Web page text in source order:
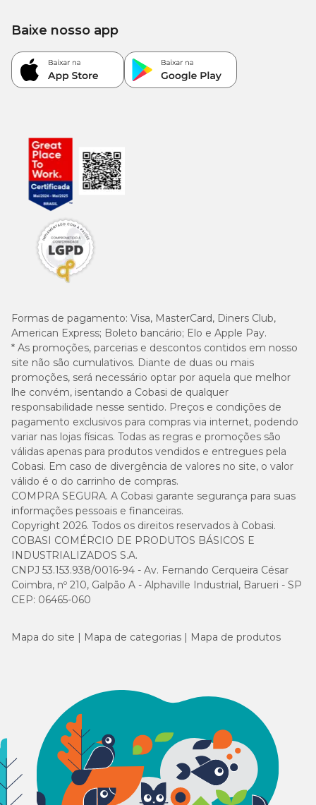
Formas de pagamento: Visa, MasterCard, Diners Club,
American Express; Boleto bancário; Elo e Apple Pay.
* As promoções, parcerias e descontos contidos em nosso
site não são cumulativos. Diante de duas ou mais
promoções, será necessário optar por aquela que melhor
lhe convém, isentando a Cobasi de qualquer
responsabilidade nesse sentido. Preços e condições de
pagamento exclusivos para compras via internet, podendo
variar nas lojas físicas. Todas as regras e promoções são
válidas apenas para produtos vendidos e entregues pela
Cobasi. Em caso de divergência de valores no site, o valor
válido é o do carrinho de compras.
COMPRA SEGURA. A Cobasi garante segurança para suas
informações pessoais e financeiras.
Copyright 2026. Todos os direitos reservados à Cobasi.
COBASI COMÉRCIO DE PRODUTOS BÁSICOS E
INDUSTRIALIZADOS S.A.
CNPJ 53.153.938/0016-94 - Av. Fernando Cerqueira César
Coimbra, nº 210, Galpão A - Alphaville Industrial, Barueri - SP
CEP: 06465-060
Baixe nosso app
Mapa do site Mapa de categorias Mapa de produtos